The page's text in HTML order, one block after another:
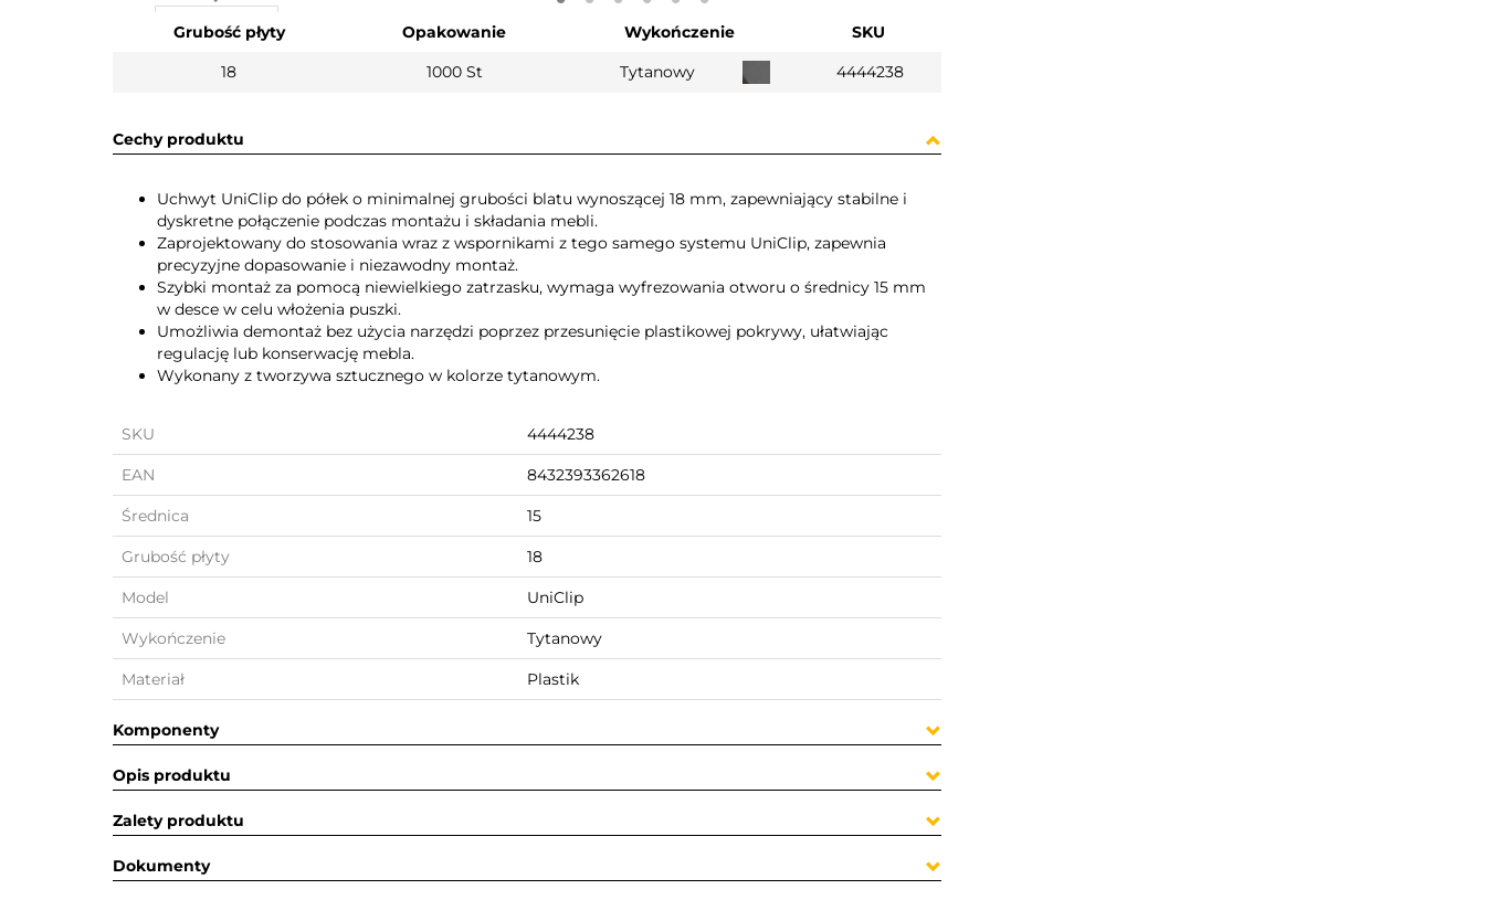
Grubość płyty Opakowanie Wykończenie
SKU
18
1000 St Tytanowy 4444238
Cechy produktu
Uchwyt UniClip do półek o minimalnej grubości blatu wynoszącej 18 mm, zapewniający stabilne i
dyskretne połączenie podczas montażu i składania mebli.
Zaprojektowany do stosowania wraz z wspornikami z tego samego systemu UniClip, zapewnia
precyzyjne dopasowanie i niezawodny montaż.
Szybki montaż za pomocą niewielkiego zatrzasku, wymaga wyfrezowania otworu o średnicy 15 mm
w desce w celu włożenia puszki.
Umożliwia demontaż bez użycia narzędzi poprzez przesunięcie plastikowej pokrywy, ułatwiając
regulację lub konserwację mebla.
Wykonany z tworzywa sztucznego w kolorze tytanowym.
SKU 4444238
EAN 8432393362618
Średnica 15
Grubość płyty 18
Model UniClip
Wykończenie Tytanowy
Materiał Plastik
Komponenty
Opis produktu
Zalety produktu
Dokumenty